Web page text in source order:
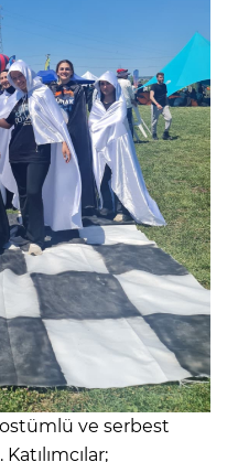
ve serbest